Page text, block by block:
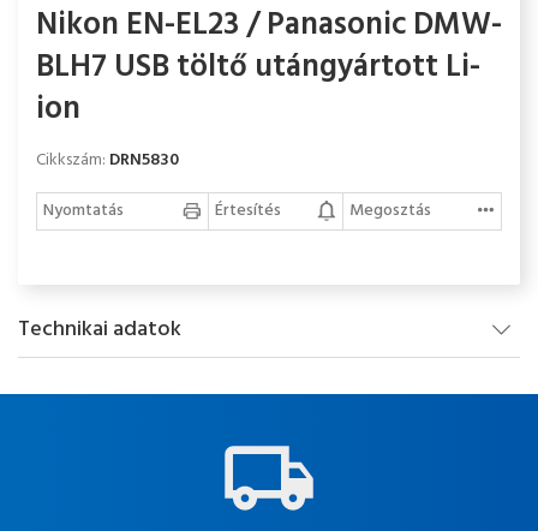
Nikon EN-EL23 / Panasonic DMW-
BLH7 USB töltő utángyártott Li-
ion
Cikkszám: DRN5830
Nyomtatás
Értesítés Megosztás
Technikai adatok